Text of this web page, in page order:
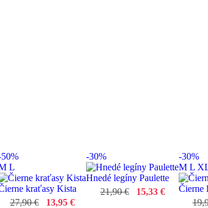
L
kraťasy Kista
27,90 €
13,95 €
-30%
Hnedé legíny Paulette
21,90 €
15,33 €
-30%
M L
Čierne